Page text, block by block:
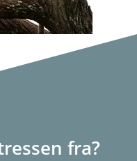
fra?